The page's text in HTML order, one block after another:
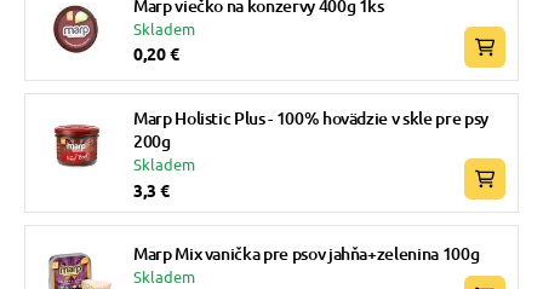
Marp viečko na konzervy 400g 1ks
Skladem
0,20 €
Marp Holistic Plus - 100% hovädzie v skle pre psy
200g
Skladem
3,3 €
Marp Mix vanička pre psov jahňa+zelenina 100g
Skladem